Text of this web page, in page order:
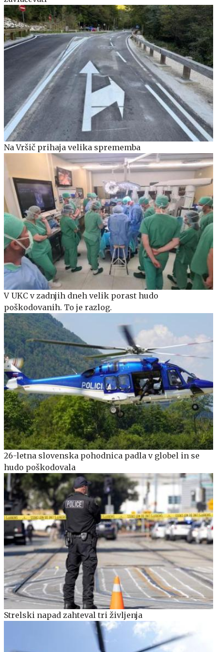
Na Vršič prihaja velika sprememba
V UKC v zadnjih dneh velik porast hudo
poškodovanih. To je razlog.
26-letna slovenska pohodnica padla v globel in se
hudo poškodovala
Strelski napad zahteval tri življenja